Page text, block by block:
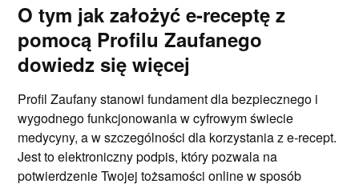
O tym jak założyć e-receptę z
pomocą Profilu Zaufanego
dowiedz się więcej
Profil Zaufany stanowi fundament dla bezpiecznego i
wygodnego funkcjonowania w cyfrowym świecie
medycyny, a w szczególności dla korzystania z e-recept.
Jest to elektroniczny podpis, który pozwala na
potwierdzenie Twojej tożsamości online w sposób